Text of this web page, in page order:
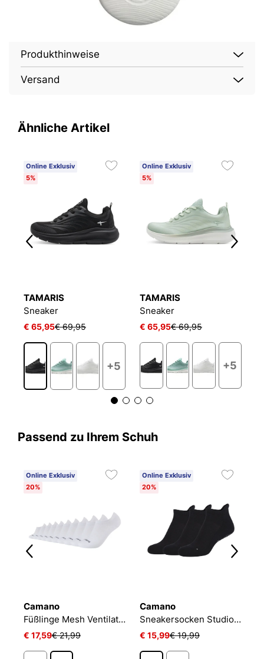
Produkthinweise
Versand
Ähnliche Artikel
Online Exklusiv
5%
TAMARIS
Sneaker
€ 65,95€ 69,95
+5
Online Exklusiv
5%
TAMARIS
Sneaker
€ 65,95€ 69,95
+5
Passend zu Ihrem Schuh
Online Exklusiv
20%
Camano
Füßlinge Mesh Ventilation
€ 17,59€ 21,99
Online Exklusiv
20%
Camano
Sneakersocken Studio-Line Pilates und Yoga
€ 15,99€ 19,99